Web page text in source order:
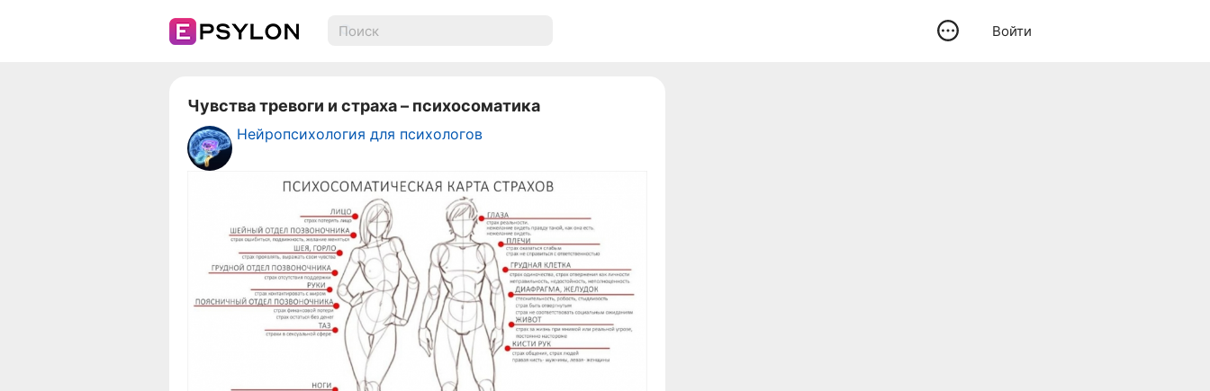
Войти
Чувства тревоги и страха – психосоматика
Нейропсихология для психологов